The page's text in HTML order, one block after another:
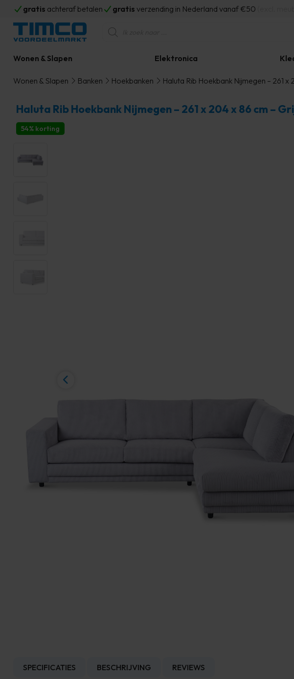
gratis achteraf betalen gratis verzending in Nederland vanaf €50
Producten
zoeken
Wonen & Slapen Elektronica
Wonen & Slapen Banken Hoekbanken Haluta Rib Hoekbank Nijmegen – 261 x
Haluta Rib Hoekbank Nijmegen – 261 x 204 x 86 cm –
54% korting
SPECIFICATIES BESCHRIJVING REVIEWS